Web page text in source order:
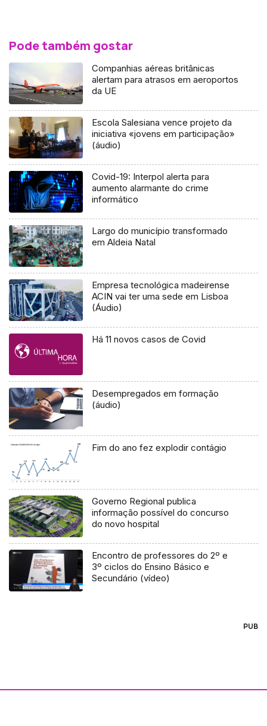
Pode também gostar
Companhias aéreas britânicas
alertam para atrasos em aeroportos
da UE
Escola Salesiana vence projeto da
iniciativa «jovens em participação»
(áudio)
Covid-19: Interpol alerta para
aumento alarmante do crime
informático
Largo do município transformado
em Aldeia Natal
Empresa tecnológica madeirense
ACIN vai ter uma sede em Lisboa
(Áudio)
Há 11 novos casos de Covid
Desempregados em formação
(áudio)
Fim do ano fez explodir contágio
Governo Regional publica
informação possível do concurso
do novo hospital
Encontro de professores do 2º e
3º ciclos do Ensino Básico e
Secundário (vídeo)
PUB